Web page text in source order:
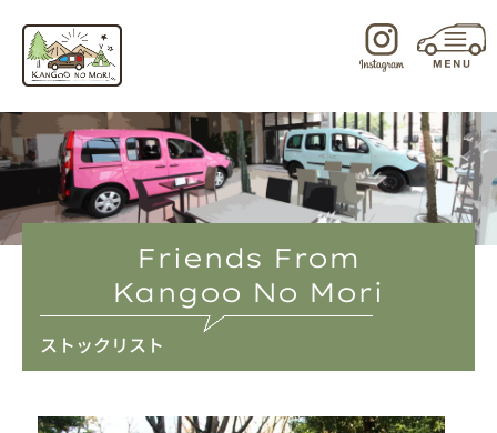
キ
ッ
プ
Friends From
Kangoo No Mori
ストックリスト